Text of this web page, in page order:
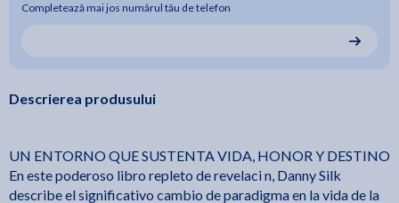
Completează mai jos numărul tău de telefon
Descrierea produsului
UN ENTORNO QUE SUSTENTA VIDA, HONOR Y DESTINO
En este poderoso libro repleto de revelaci n, Danny Silk
describe el significativo cambio de paradigma en la vida de la